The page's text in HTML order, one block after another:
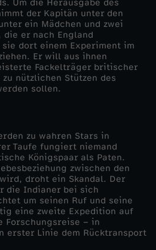
Um die Herausgabe des
der Kapitän unter den
ein Mädchen und zwei
die er nach England
dort einem Experiment im
Er will aus ihnen
Fackelträger britischer
nützlichen Stützen des
sollen.
zu wahren Stars in
Taufe fungiert niemand
Königspaar als Paten.
zwischen den
droht ein Skandal. Der
die Indianer bei sich
um seinen Ruf und seine
eine zweite Expedition auf
Forschungsreise – in
erster Linie dem Rücktransport